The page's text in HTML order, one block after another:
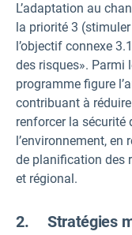
L’adaptation au
la priorité 3
l’objectif connexe
des risques». Parmi
programme figure
contribuant à
renforcer la sécurité
l’environnement,
de planification des
et régional.
2. Stratégies